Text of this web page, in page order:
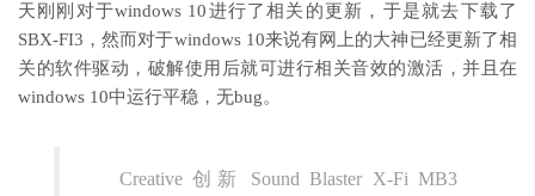
天刚刚对于windows 10进行了相关的更新，于是就去下载了
SBX-FI3，然而对于windows 10来说有网上的大神已经更新了相
关的软件驱动，破解使用后就可进行相关音效的激活，并且在
windows 10中运行平稳，无bug。
Creative 创新 Sound Blaster X-Fi MB3